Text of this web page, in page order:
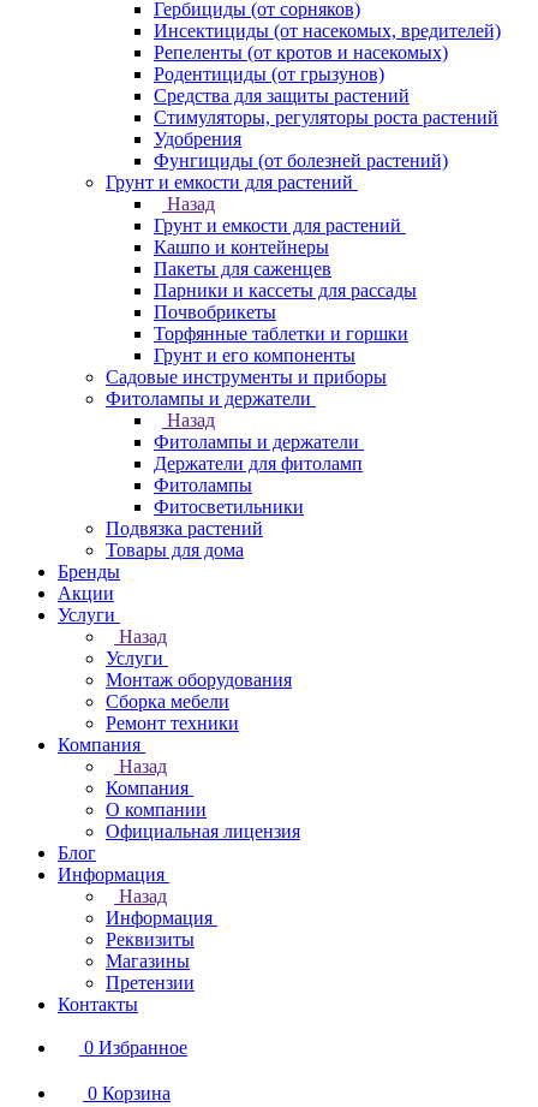
Гербициды (от сорняков)
Инсектициды (от насекомых, вредителей)
Репеленты (от кротов и насекомых)
Родентициды (от грызунов)
Средства для защиты растений
Стимуляторы, регуляторы роста растений
Удобрения
Фунгициды (от болезней растений)
Грунт и емкости для растений
Назад
Грунт и емкости для растений
Кашпо и контейнеры
Пакеты для саженцев
Парники и кассеты для рассады
Почвобрикеты
Торфянные таблетки и горшки
Грунт и его компоненты
Садовые инструменты и приборы
Фитолампы и держатели
Назад
Фитолампы и держатели
Держатели для фитоламп
Фитолампы
Фитосветильники
Подвязка растений
Товары для дома
Бренды
Акции
Услуги
Назад
Услуги
Монтаж оборудования
Сборка мебели
Ремонт техники
Компания
Назад
Компания
О компании
Официальная лицензия
Блог
Информация
Назад
Информация
Реквизиты
Магазины
Претензии
Контакты
0 Избранное
0 Корзина